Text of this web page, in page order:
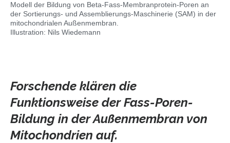
Modell der Bildung von Beta-Fass-Membranprotein-Poren an
der Sortierungs- und Assemblierungs-Maschinerie (SAM) in der
mitochondrialen Außenmembran.
Illustration: Nils Wiedemann
Forschende klären die
Funktionsweise der Fass-Poren-
Bildung in der Außenmembran von
Mitochondrien auf.